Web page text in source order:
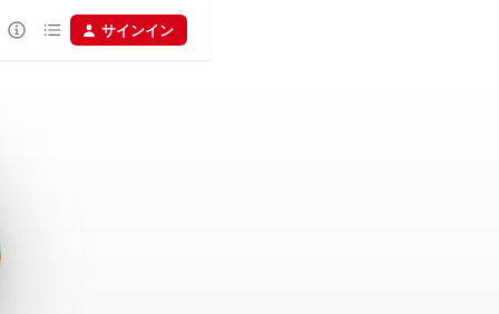
サインイン